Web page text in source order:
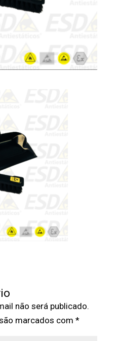
não será publicado.
marcados com *